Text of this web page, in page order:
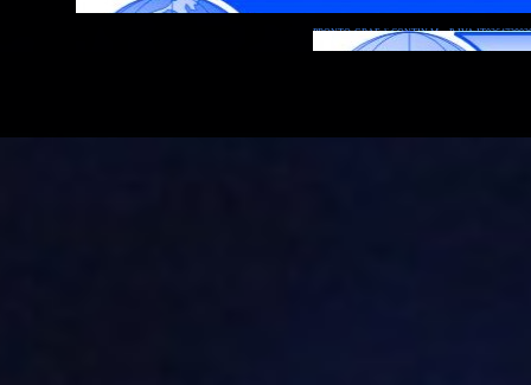
PRONTO-GRAF di CONTIN M. - P. IVA